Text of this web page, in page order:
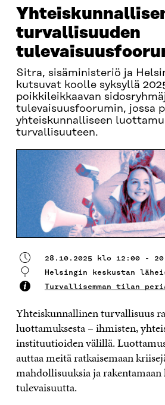
turvallisuuden
Sitra, sisäministeriö ja
kutsuvat koolle syksyllä
poikkileikkaavan
tulevaisuusfoorumin, jossa
yhteiskunnalliseen
turvallisuuteen.
28.10.2025 klo 12:00 -
Helsingin keskustan
Turvallisemman tilan
Yhteiskunnallinen turvallisuus
luottamuksesta – ihmisten,
instituutioiden välillä.
auttaa meitä ratkaisemaan
mahdollisuuksia ja rakentamaan
tulevaisuutta.